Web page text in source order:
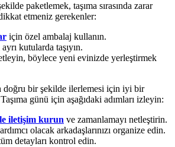
paketlemek, taşıma sırasında zarar
etmeniz gerekenler:
için özel ambalaj kullanın.
ayrı kutularda taşıyın.
böylece yeni evinizde yerleştirmek
doğru bir şekilde ilerlemesi için iyi bir
günü için aşağıdaki adımları izleyin:
iletişim kurun ve zamanlamayı netleştirin.
olacak arkadaşlarınızı organize edin.
detayları kontrol edin.